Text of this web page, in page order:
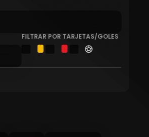
FILTRAR POR TARJETAS/GOLES